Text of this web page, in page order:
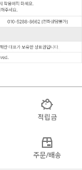
적립금
주문/배송